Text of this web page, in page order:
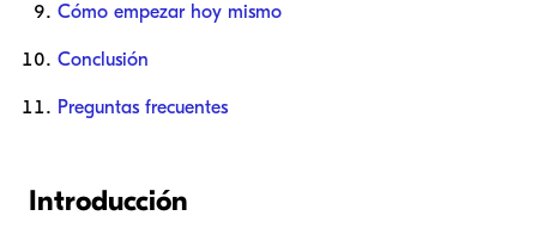
Cómo empezar hoy mismo
Conclusión
Preguntas frecuentes
Introducción